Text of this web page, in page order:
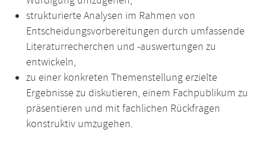
strukturierte Analysen im Rahmen von
Entscheidungsvorbereitungen durch umfassende
Literaturrecherchen und -auswertungen zu
entwickeln,
zu einer konkreten Themenstellung erzielte
Ergebnisse zu diskutieren, einem Fachpublikum zu
präsentieren und mit fachlichen Rückfragen
konstruktiv umzugehen.